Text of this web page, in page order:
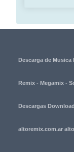
Descarga de Musica
Remix - Megamix -
Descargas
altoremix.com.ar